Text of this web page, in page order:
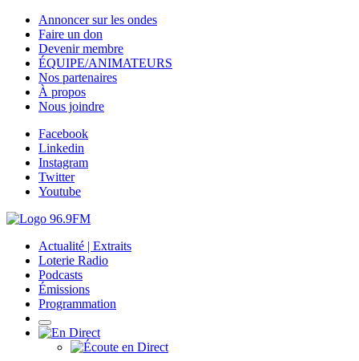
Annoncer sur les ondes
Faire un don
Devenir membre
ÉQUIPE/ANIMATEURS
Nos partenaires
À propos
Nous joindre
Facebook
Linkedin
Instagram
Twitter
Youtube
Actualité | Extraits
Loterie Radio
Podcasts
Émissions
Programmation